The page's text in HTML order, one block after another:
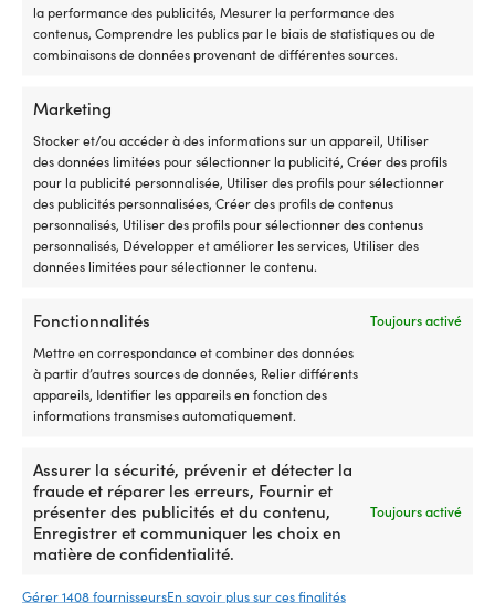
la performance des publicités, Mesurer la performance des
contenus, Comprendre les publics par le biais de statistiques ou de
combinaisons de données provenant de différentes sources.
Marketing
Stocker et/ou accéder à des informations sur un appareil, Utiliser
des données limitées pour sélectionner la publicité, Créer des profils
pour la publicité personnalisée, Utiliser des profils pour sélectionner
des publicités personnalisées, Créer des profils de contenus
personnalisés, Utiliser des profils pour sélectionner des contenus
personnalisés, Développer et améliorer les services, Utiliser des
données limitées pour sélectionner le contenu.
Fonctionnalités
Toujours activé
Mettre en correspondance et combiner des données
à partir d’autres sources de données, Relier différents
appareils, Identifier les appareils en fonction des
informations transmises automatiquement.
Assurer la sécurité, prévenir et détecter la
fraude et réparer les erreurs, Fournir et
présenter des publicités et du contenu,
Enregistrer et communiquer les choix en
matière de confidentialité.
Toujours activé
Gérer 1408 fournisseursEn savoir plus sur ces finalités
Arceaux de tente Primus Tent
25,66€
TVA incl.
Notre garantie de prix – tout
simplement
Achetez maintenant, comparez le prix plus tard.
alignons sur tous les magasins dans le monde
entier. Vous pouvez acheter votre équipement en
toute tranquillité dès maintenant – si vous le
trouvez moins cher dans un autre magasin dans
un délai de 14 jours, nous ajustons le prix après
votre achat. Aucune condition compliquée.